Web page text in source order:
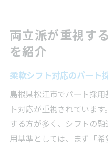
両立派が重視す
を紹介
柔軟シフト対応のパート
島根県松江市でパート採
ト対応が重視されていま
する方が多く、シフトの
用基準としては、まず「